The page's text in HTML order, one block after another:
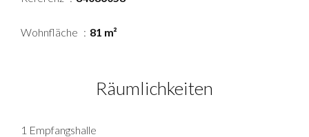
Wohnfläche 81 m²
Räumlichkeiten
1 Empfangshalle